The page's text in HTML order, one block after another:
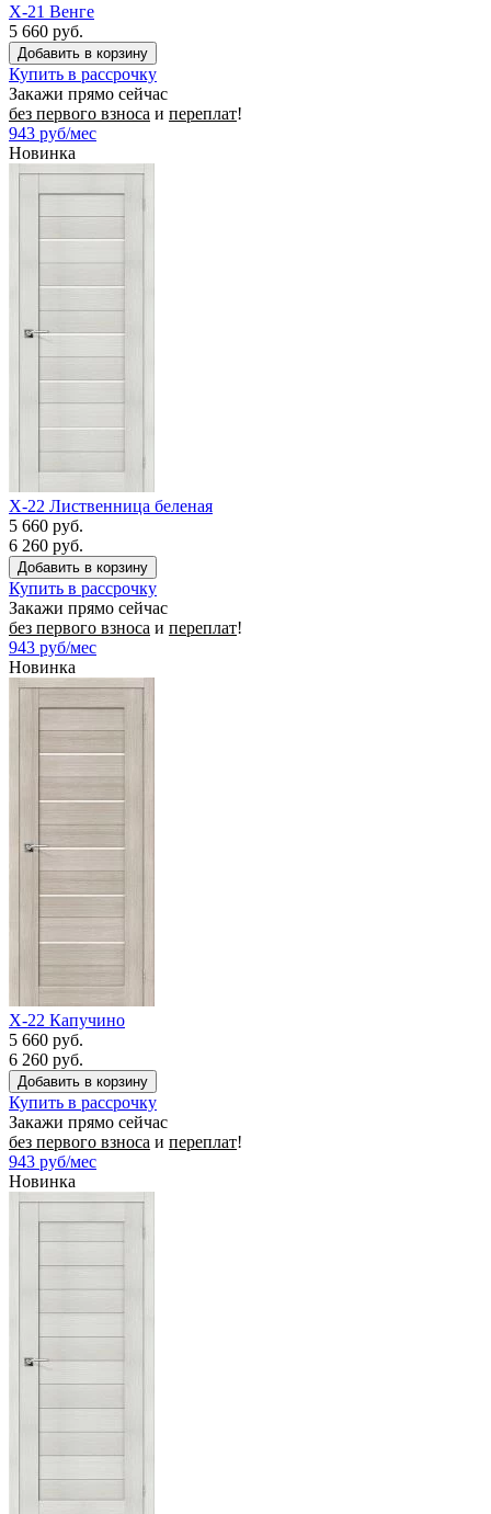
X-21 Венге
5 660 руб.
Купить в рассрочку
Закажи прямо сейчас
без первого взноса и переплат!
943 руб/мес
Новинка
X-22 Лиственница беленая
5 660 руб.
6 260 руб.
Купить в рассрочку
Закажи прямо сейчас
без первого взноса и переплат!
943 руб/мес
Новинка
X-22 Капучино
5 660 руб.
6 260 руб.
Купить в рассрочку
Закажи прямо сейчас
без первого взноса и переплат!
943 руб/мес
Новинка